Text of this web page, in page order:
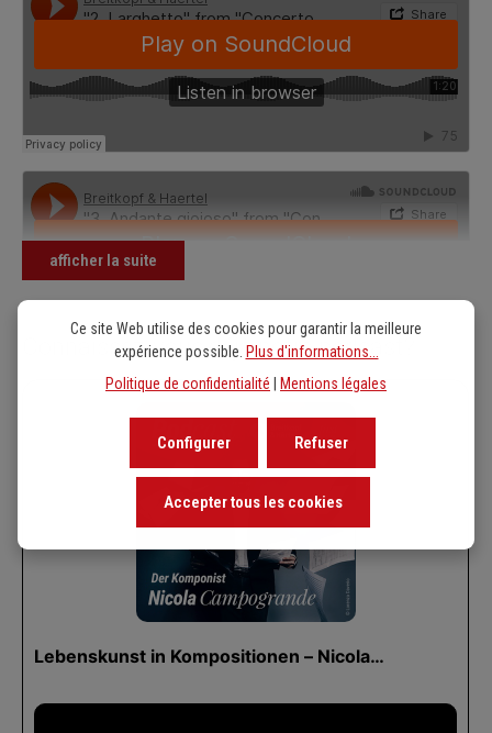
afficher la suite
Connaissez-vous déjà notre podcast?
Ce site Web utilise des cookies pour garantir la meilleure
expérience possible. Plus d'informations...
Politique de confidentialité
Mentions légales
Refuser
Configurer
Accepter tous les cookies